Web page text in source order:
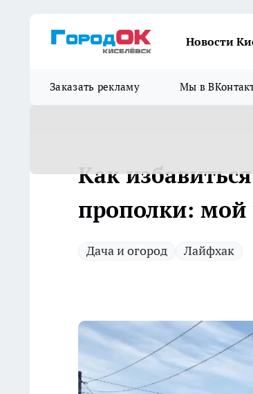
Новости
Заказать рекламу Мы в
Как
прополки:
Дача и огород Лайфхак